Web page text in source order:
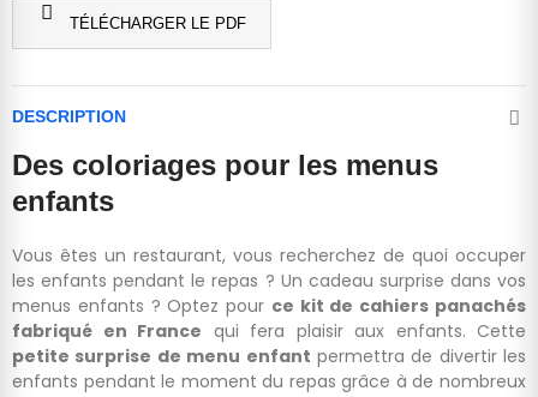
 TÉLÉCHARGER LE PDF
DESCRIPTION
Des coloriages pour les menus
enfants
Vous êtes un restaurant, vous recherchez de quoi occuper
les enfants pendant le repas ? Un cadeau surprise dans vos
menus enfants ?Optez pour ce kit de cahiers panachés
fabriqué en France qui fera plaisir aux enfants. Cette
petite surprise de menu enfant permettra de divertir les
enfants pendant le moment du repas grâce à de nombreux